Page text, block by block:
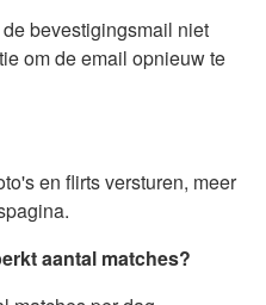
bevestigingsmail niet
om de email opnieuw te
en flirts versturen, meer
aantal matches?